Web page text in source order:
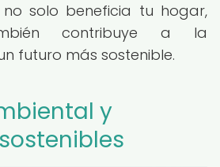
solo beneficia tu hogar,
contribuye a la
futuro más sostenible.
y